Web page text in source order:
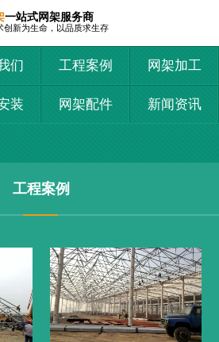
一站式网架服务商
创新为生命，以品质求生存
们 工程案例 网架加工
装 网架配件 新闻资讯
工程案例